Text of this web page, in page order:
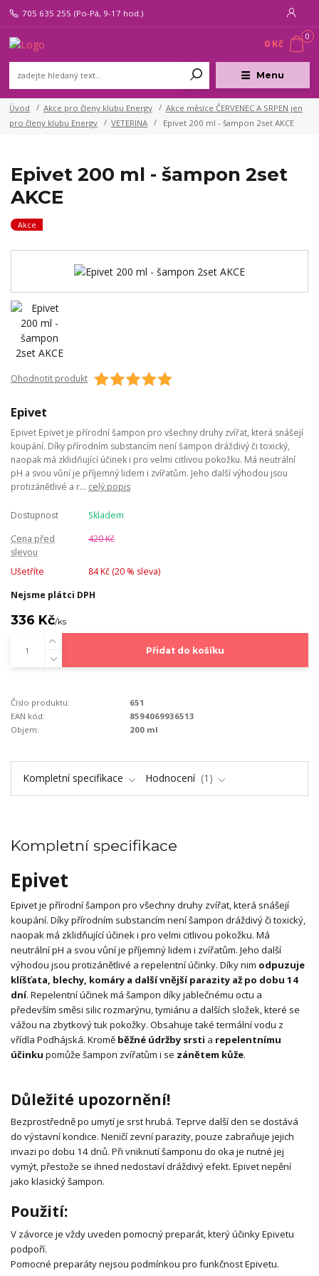
Menu
705 635 255 (Po-Pá, 9-17 hod.)
0
0 Kč
Úvod Akce pro členy klubu Energy
Akce měsíce ČERVENEC A SRPEN jen
pro členy klubu Energy
VETERINA Epivet 200 ml - šampon 2set AKCE
Epivet 200 ml - šampon 2set
AKCE
Akce
Ohodnotit produkt
Epivet
Epivet Epivet je přírodní šampon pro všechny druhy zvířat, která snášejí
koupání. Díky přírodním substancím není šampon dráždivý či toxický,
naopak má zklidňující účinek i pro velmi citlivou pokožku. Má neutrální
pH a svou vůní je příjemný lidem i zvířatům. Jeho další výhodou jsou
protizánětlivé a r... celý popis
Dostupnost
Skladem
Cena před
slevou
420 Kč
Ušetříte 84 Kč (20% sleva)
Nejsme plátci DPH
336 Kč/ks
Přidat do košíku
Číslo produktu:
651
EAN kód:
8594069936513
Objem:
200 ml
Kompletní specifikace Hodnocení 1
Kompletní specifikace
Epivet
Epivet je přírodní šampon pro všechny druhy zvířat, která snášejí
koupání. Díky přírodním substancím není šampon dráždivý či toxický,
naopak má zklidňující účinek i pro velmi citlivou pokožku. Má
neutrální pH a svou vůní je příjemný lidem i zvířatům. Jeho další
výhodou jsou protizánětlivé a repelentní účinky. Díky nim odpuzuje
klíšťata, blechy, komáry a další vnější parazity až po dobu 14
dní. Repelentní účinek má šampon díky jablečnému octu a
především směsi silic rozmarýnu, tymiánu a dalších složek, které se
vážou na zbytkový tuk pokožky. Obsahuje také termální vodu z
vřídla Podhájská. Kromě běžné údržby srsti a repelentnímu
účinku pomůže šampon zvířatům i se zánětem kůže.
Důležité upozornění!
Bezprostředně po umytí je srst hrubá. Teprve další den se dostává
do výstavní kondice. Neničí zevní parazity, pouze zabraňuje jejich
invazi po dobu 14 dnů. Při vniknutí šamponu do oka je nutné jej
vymýt, přestože se ihned nedostaví dráždivý efekt. Epivet nepění
jako klasický šampon.
Použití:
V závorce je vždy uveden pomocný preparát, který účinky Epivetu
podpoří.
Pomocné preparáty nejsou podmínkou pro funkčnost Epivetu.